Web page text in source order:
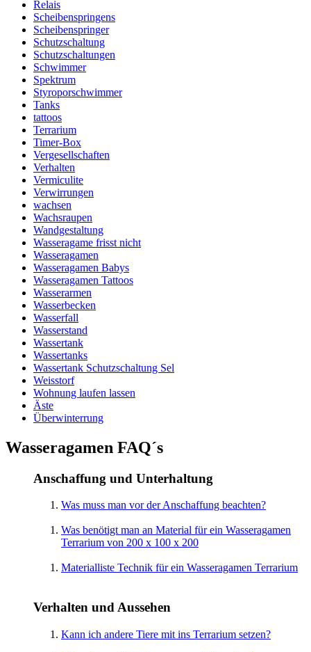
Relais
Scheibenspringens
Scheibenspringer
Schutzschaltung
Schutzschaltungen
Schwimmer
Spektrum
Styroporschwimmer
Tanks
tattoos
Terrarium
Timer-Box
Vergesellschaften
Verhalten
Vermiculite
Verwirrungen
wachsen
Wachsraupen
Wandgestaltung
Wasseragame frisst nicht
Wasseragamen
Wasseragamen Babys
Wasseragamen Tattoos
Wasserarmen
Wasserbecken
Wasserfall
Wasserstand
Wassertank
Wassertanks
Wassertank Schutzschaltung Sel
Weisstorf
Wohnung laufen lassen
Äste
Überwinterrung
Wasseragamen FAQ´s
Anschaffung und Unterhaltung
Was muss man vor der Anschaffung beachten?
Was benötigt man an Material für ein Wasseragamen
Terrarium von 200 x 100 x 200
Materialliste Technik für ein Wasseragamen Terrarium
Verhalten und Aussehen
Kann ich andere Tiere mit ins Terrarium setzen?